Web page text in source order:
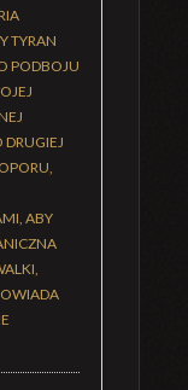
TYRAN
PODBOJU
DRUGIEJ
ABY